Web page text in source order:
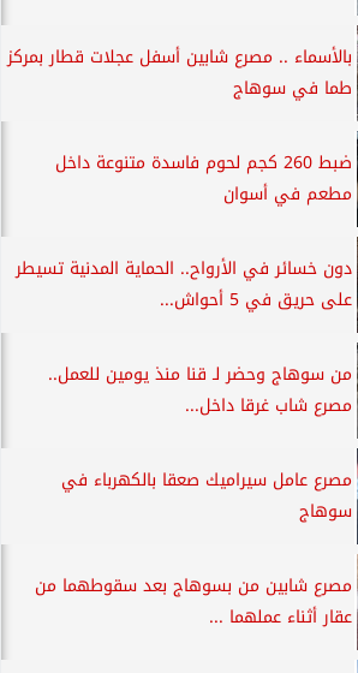
بالأسماء .. مصرع شابين أسفل عجلات قطار بمركز
طما في سوهاج
ضبط 260 كجم لحوم فاسدة متنوعة داخل
مطعم في أسوان
دون خسائر في الأرواح.. الحماية المدنية تسيطر
على حريق في 5 أحواش...
من سوهاج وحضر لـ قنا منذ يومين للعمل..
مصرع شاب غرقا داخل...
مصرع عامل سيراميك صعقا بالكهرباء في
سوهاج
مصرع شابين من بسوهاج بعد سقوطهما من
عقار أثناء عملهما ...